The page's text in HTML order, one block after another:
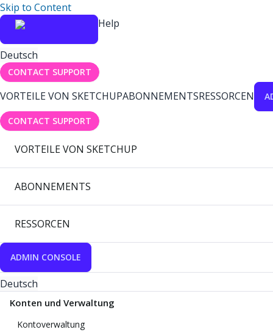
Skip to Content
Help
Deutsch
CONTACT SUPPORT
VORTEILE VON SKETCHUPABONNEMENTSRESSORCEN
CONTACT SUPPORT
VORTEILE VON SKETCHUP
ABONNEMENTS
RESSORCEN
ADMIN CONSOLE
Deutsch
Konten und Verwaltung
Kontoverwaltung